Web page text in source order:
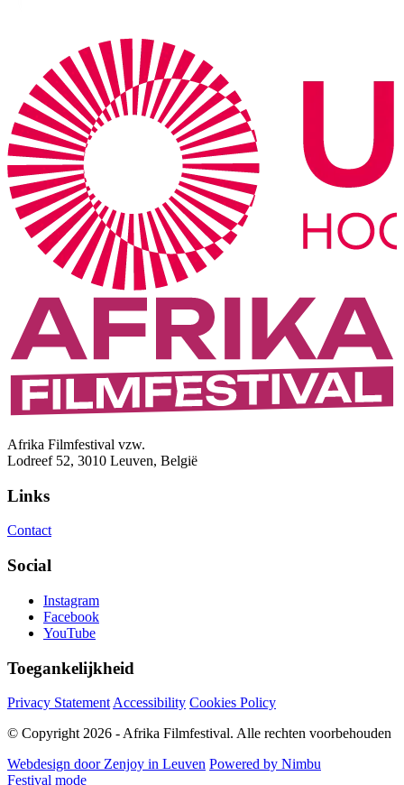
Afrika Filmfestival vzw.
Lodreef 52, 3010 Leuven, België
Links
Contact
Social
Instagram
Facebook
YouTube
Toegankelijkheid
Privacy Statement Accessibility Cookies Policy
© Copyright 2026 - Afrika Filmfestival. Alle rechten voorbehouden
Webdesign door Zenjoy in Leuven Powered by Nimbu
Festival mode